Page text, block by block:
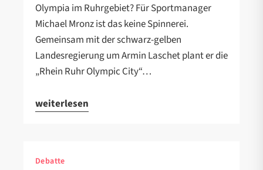
Olympia im Ruhrgebiet? Für Sportmanager
Michael Mronz ist das keine Spinnerei.
Gemeinsam mit der schwarz-gelben
Landesregierung um Armin Laschet plant er die
„Rhein Ruhr Olympic City“…
weiterlesen
Debatte